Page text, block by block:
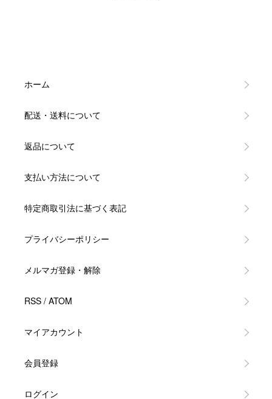
ホーム
配送・送料について
返品について
支払い方法について
特定商取引法に基づく表記
プライバシーポリシー
メルマガ登録・解除
RSS / ATOM
マイアカウント
会員登録
ログイン